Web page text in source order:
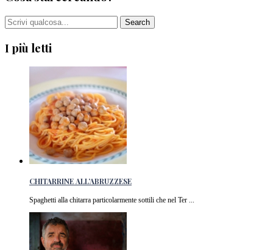
I più letti
CHITARRINE ALL’ABRUZZESE
Spaghetti alla chitarra particolarmente sottili che nel Ter ...